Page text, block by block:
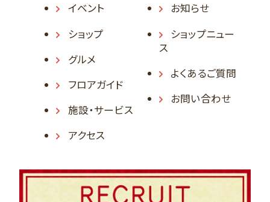
イベント
ショップ
グルメ
フロアガイド
施設・サービス
アクセス
お知らせ
ショップニュー
ス
よくあるご質問
お問い合わせ